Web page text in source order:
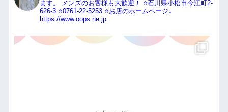
ます。
メンズのお客様も大歓迎！
⭐️石川県小松市今江町2-
626-3⭐️0761-22-5253⭐️お店のホームページ↓
https://www.oops.ne.jp